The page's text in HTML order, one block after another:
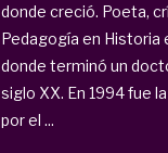
donde creció. Poeta,
Pedagogía en Historia
donde terminó un
siglo XX. En 1994 fue
por el ...